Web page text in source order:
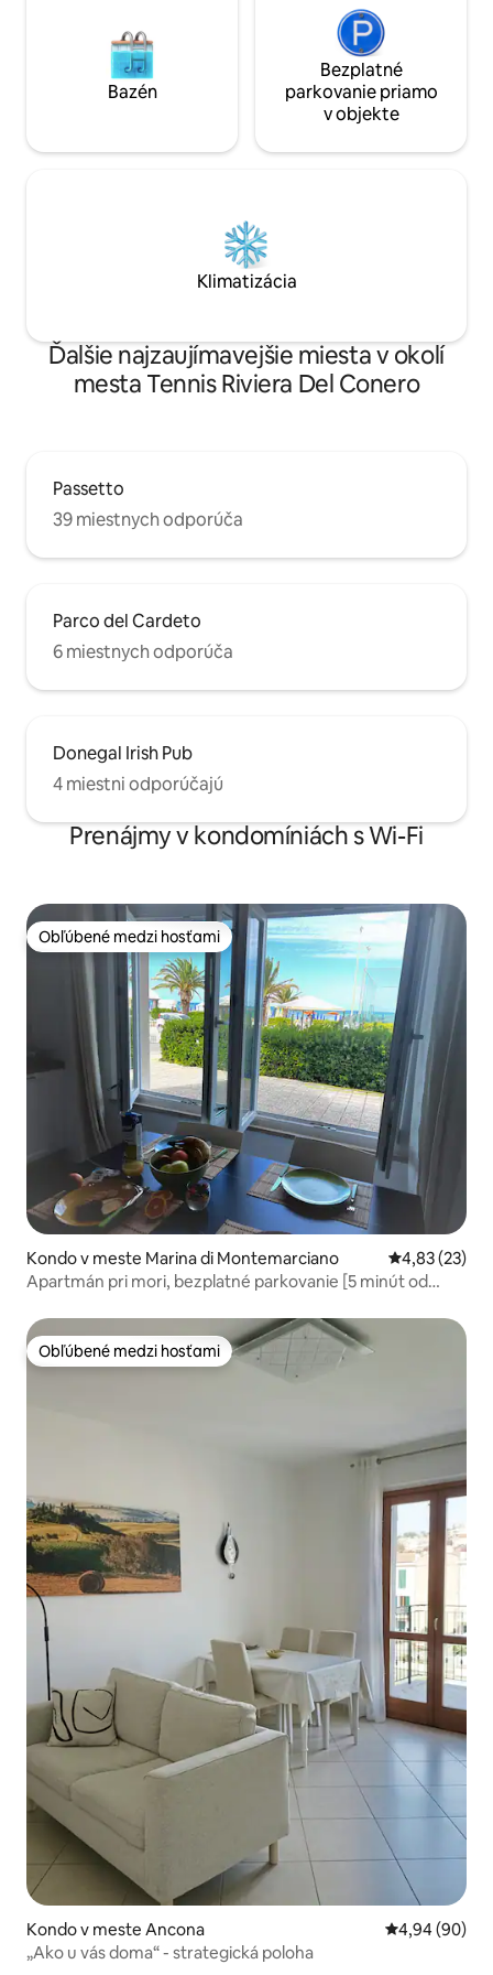
Bazén
Bezplatné
parkovanie priamo
v objekte
Klimatizácia
Ďalšie najzaujímavejšie miesta v okolí
mesta Tennis Riviera Del Conero
Passetto
39 miestnych odporúča
Parco del Cardeto
6 miestnych odporúča
Donegal Irish Pub
4 miestni odporúčajú
Prenájmy v kondomíniách s Wi-Fi
Obľúbené medzi hosťami
Obľúbené medzi hosťami
Kondo v meste Marina di Montemarciano Priemerné
4,83 (23)
Apartmán pri mori, bezplatné parkovanie [5 minút od
Obľúbené medzi hosťami
Obľúbené medzi hosťami
Kondo v meste Ancona Priemerné
4,94 (90)
„Ako u vás doma“ - strategická poloha